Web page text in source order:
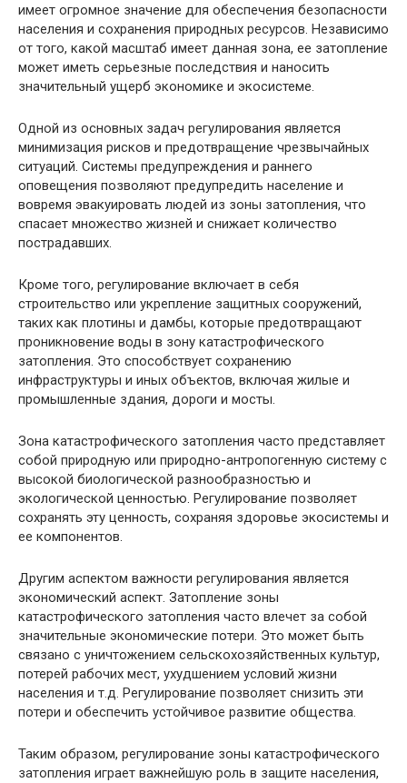
имеет огромное значение для обеспечения безопасности
населения и сохранения природных ресурсов. Независимо
от того, какой масштаб имеет данная зона, ее затопление
может иметь серьезные последствия и наносить
значительный ущерб экономике и экосистеме.
Одной из основных задач регулирования является
минимизация рисков и предотвращение чрезвычайных
ситуаций. Системы предупреждения и раннего
оповещения позволяют предупредить население и
вовремя эвакуировать людей из зоны затопления, что
спасает множество жизней и снижает количество
пострадавших.
Кроме того, регулирование включает в себя
строительство или укрепление защитных сооружений,
таких как плотины и дамбы, которые предотвращают
проникновение воды в зону катастрофического
затопления. Это способствует сохранению
инфраструктуры и иных объектов, включая жилые и
промышленные здания, дороги и мосты.
Зона катастрофического затопления часто представляет
собой природную или природно-антропогенную систему с
высокой биологической разнообразностью и
экологической ценностью. Регулирование позволяет
сохранять эту ценность, сохраняя здоровье экосистемы и
ее компонентов.
Другим аспектом важности регулирования является
экономический аспект. Затопление зоны
катастрофического затопления часто влечет за собой
значительные экономические потери. Это может быть
связано с уничтожением сельскохозяйственных культур,
потерей рабочих мест, ухудшением условий жизни
населения и т.д. Регулирование позволяет снизить эти
потери и обеспечить устойчивое развитие общества.
Таким образом, регулирование зоны катастрофического
затопления играет важнейшую роль в защите населения,